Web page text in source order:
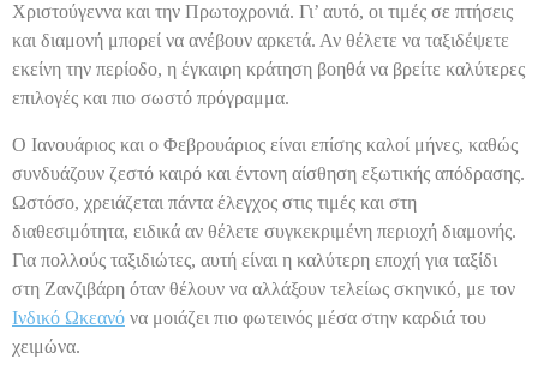
Χριστούγεννα και την Πρωτοχρονιά. Γι’ αυτό, οι τιμές σε πτήσεις
και διαμονή μπορεί να ανέβουν αρκετά. Αν θέλετε να ταξιδέψετε
εκείνη την περίοδο, η έγκαιρη κράτηση βοηθά να βρείτε καλύτερες
επιλογές και πιο σωστό πρόγραμμα.
Ο Ιανουάριος και ο Φεβρουάριος είναι επίσης καλοί μήνες, καθώς
συνδυάζουν ζεστό καιρό και έντονη αίσθηση εξωτικής απόδρασης.
Ωστόσο, χρειάζεται πάντα έλεγχος στις τιμές και στη
διαθεσιμότητα, ειδικά αν θέλετε συγκεκριμένη περιοχή διαμονής.
Για πολλούς ταξιδιώτες, αυτή είναι η καλύτερη εποχή για ταξίδι
στη Ζανζιβάρη όταν θέλουν να αλλάξουν τελείως σκηνικό, με τον
Ινδικό Ωκεανό να μοιάζει πιο φωτεινός μέσα στην καρδιά του
χειμώνα.